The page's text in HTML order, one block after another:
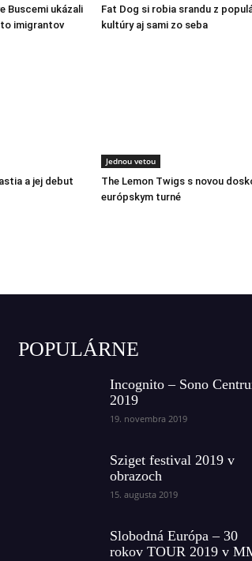
Buscemi ukázali
imigrantov
Fat Dog si robia srandu z
kultúry aj sami zo seba
a jej debut
Jednou vetou
The Lemon Twigs s novou
európskym turné
POPULÁRNE
Incognito – Sono
2019
19. novembra 2019
Sziget festival 2019 v
obrazoch
15. augusta 2019
Slobodná Európa – 30
rokov TOUR 2019 v